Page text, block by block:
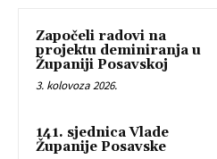
Započeli radovi na
projektu deminiranja u
Županiji Posavskoj
3. kolovoza 2026.
141. sjednica Vlade
Županije Posavske